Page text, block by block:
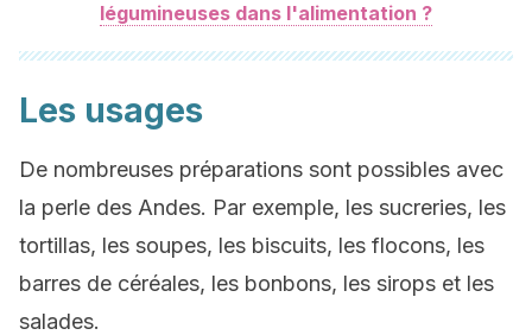
légumineuses dans l'alimentation ?
Les usages
De nombreuses préparations sont possibles avec
la perle des Andes. Par exemple, les sucreries, les
tortillas, les soupes, les biscuits, les flocons, les
barres de céréales, les bonbons, les sirops et les
salades.